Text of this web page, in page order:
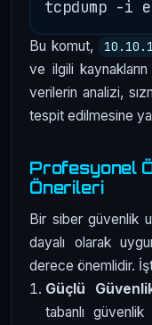
Bu komut,
ve ilgili
verilerin analizi,
tespit edilmesine
Profesyonel
Önerileri
Bir siber güvenlik
dayalı olarak
derece önemlidir.
Güçlü
tabanlı güvenlik